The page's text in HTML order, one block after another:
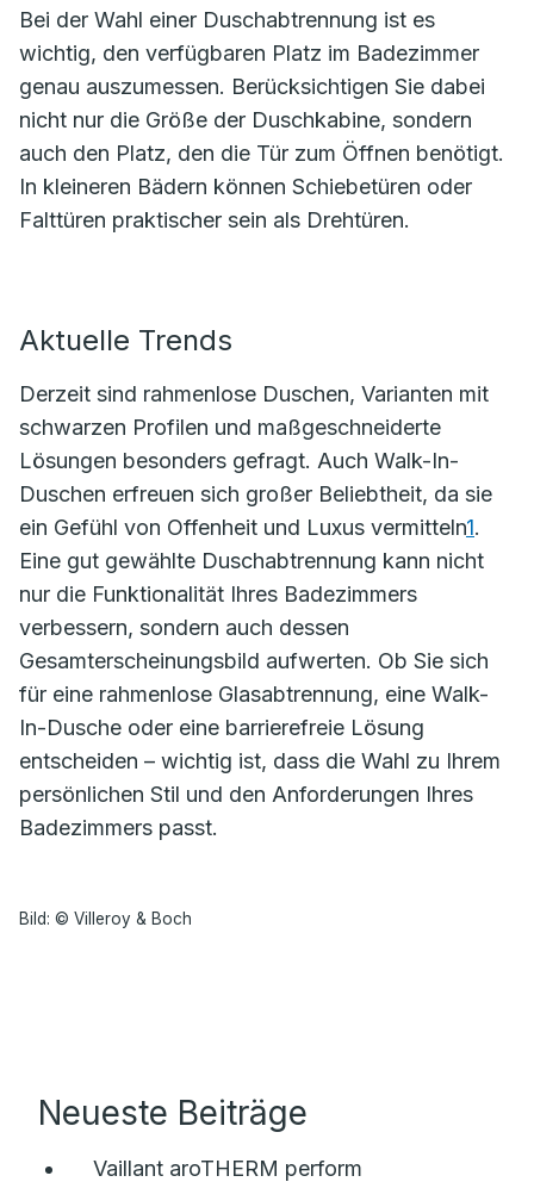
Bei der Wahl einer Duschabtrennung ist es
wichtig, den verfügbaren Platz im Badezimmer
genau auszumessen. Berücksichtigen Sie dabei
nicht nur die Größe der Duschkabine, sondern
auch den Platz, den die Tür zum Öffnen benötigt.
In kleineren Bädern können Schiebetüren oder
Falttüren praktischer sein als Drehtüren.
Aktuelle Trends
Derzeit sind rahmenlose Duschen, Varianten mit
schwarzen Profilen und maßgeschneiderte
Lösungen besonders gefragt. Auch Walk-In-
Duschen erfreuen sich großer Beliebtheit, da sie
ein Gefühl von Offenheit und Luxus vermitteln1.
Eine gut gewählte Duschabtrennung kann nicht
nur die Funktionalität Ihres Badezimmers
verbessern, sondern auch dessen
Gesamterscheinungsbild aufwerten. Ob Sie sich
für eine rahmenlose Glasabtrennung, eine Walk-
In-Dusche oder eine barrierefreie Lösung
entscheiden – wichtig ist, dass die Wahl zu Ihrem
persönlichen Stil und den Anforderungen Ihres
Badezimmers passt.
Bild: © Villeroy & Boch
Neueste Beiträge
Vaillant aroTHERM perform